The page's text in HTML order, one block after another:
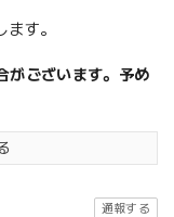
す。
がございます。予め
通報する